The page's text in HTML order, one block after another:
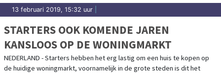
13 februari 2019, 15:32 uur
STARTERS OOK KOMENDE JAREN
KANSLOOS OP DE WONINGMARKT
NEDERLAND - Starters hebben het erg lastig om een huis te kopen op
de huidige woningmarkt, voornamelijk in de grote steden is dit het